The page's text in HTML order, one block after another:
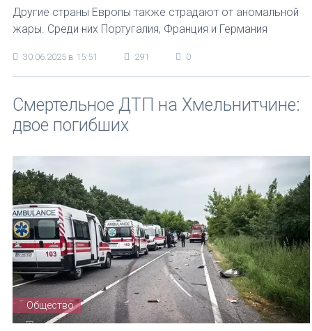
Другие страны Европы также страдают от аномальной
жары. Среди них Португалия, Франция и Германия
30.06.2025 в 15:51 291 0
Смертельное ДТП на Хмельнитчине:
двое погибших
Общество